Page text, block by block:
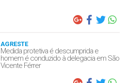
AGRESTE
Medida protetiva é descumprida e
homem é conduzido à delegacia em São
Vicente Férrer